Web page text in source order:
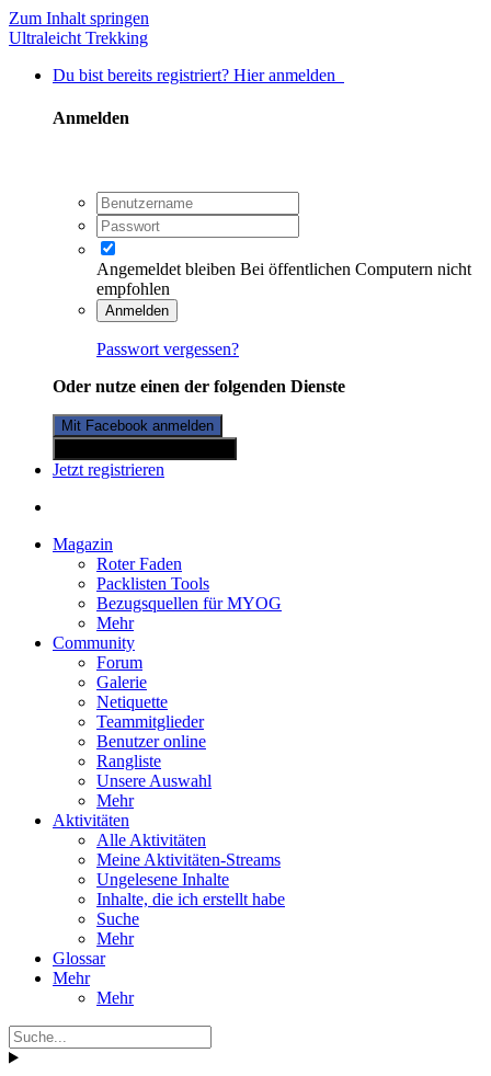
Zum Inhalt springen
Ultraleicht Trekking
Du bist bereits registriert? Hier anmelden
Anmelden
Angemeldet bleiben Bei öffentlichen Computern nicht
empfohlen
Anmelden
Passwort vergessen?
Oder nutze einen der folgenden Dienste
Mit Facebook anmelden
Jetzt registrieren
Magazin
Roter Faden
Packlisten Tools
Bezugsquellen für MYOG
Mehr
Community
Forum
Galerie
Netiquette
Teammitglieder
Benutzer online
Rangliste
Unsere Auswahl
Mehr
Aktivitäten
Alle Aktivitäten
Meine Aktivitäten-Streams
Ungelesene Inhalte
Inhalte, die ich erstellt habe
Suche
Mehr
Glossar
Mehr
Mehr